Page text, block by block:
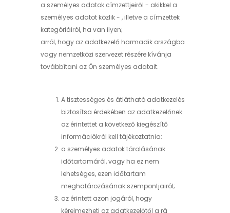
a személyes adatok címzettjeiről - akikkel a
személyes adatot közlik - , illetve a címzettek
kategóriáiról, ha van ilyen;
arról, hogy az adatkezelő harmadik országba
vagy nemzetközi szervezet részére kívánja
továbbítani az Ön személyes adatait.
A tisztességes és átlátható adatkezelés
biztosítsa érdekében az adatkezelőnek
az érintettet a következő kiegészítő
információkról kell tájékoztatnia:
a személyes adatok tárolásának
időtartamáról, vagy ha ez nem
lehetséges, ezen időtartam
meghatározásának szempontjairól;
az érintett azon jogáról, hogy
kérelmezheti az adatkezelőtől a rá